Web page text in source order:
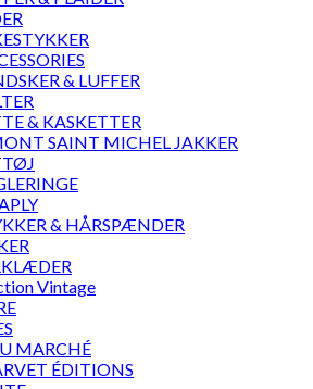
& LUFFER
& KASKETTER
SAINT MICHEL JAKKER
& HÅRSPÆNDER
Vintage
MARCHÉ
ÉDITIONS